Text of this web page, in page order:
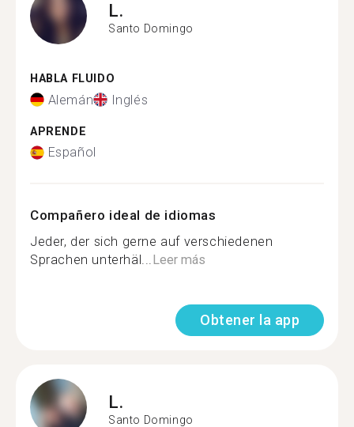
L.
Santo Domingo
HABLA FLUIDO
Alemán Inglés
APRENDE
Español
Compañero ideal de idiomas
Jeder, der sich gerne auf verschiedenen
Sprachen unterhäl...Leer más
Obtener la app
L.
Santo Domingo